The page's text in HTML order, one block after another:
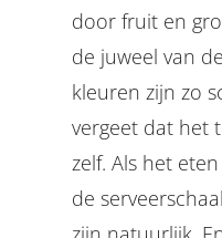
door fruit en
de juweel van
kleuren zijn zo
vergeet dat het
zelf. Als het
de